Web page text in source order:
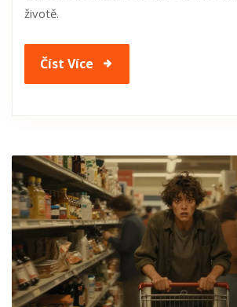
životě.
Číst Více